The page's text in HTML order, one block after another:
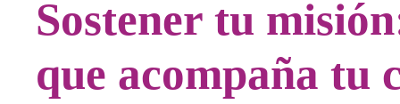
Sostener tu
que acompaña tu